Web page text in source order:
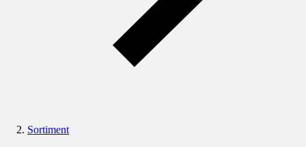
Sortiment